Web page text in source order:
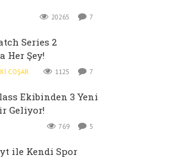
20265 7
Series 2
Her Şey!
COŞAR 1125 7
Ekibinden 3 Yeni
Geliyor!
769 5
ile Kendi Spor